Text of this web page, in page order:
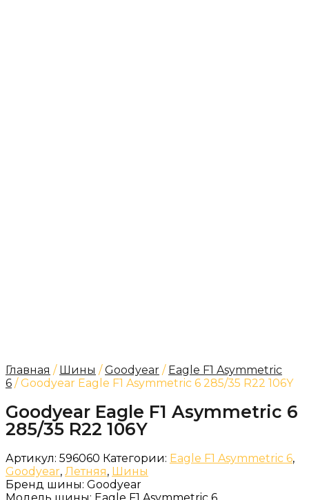
Главная / Шины /Goodyear / Eagle F1 Asymmetric
6 / Goodyear Eagle F1 Asymmetric 6 285/35 R22 106Y
Goodyear Eagle F1 Asymmetric 6
285/35 R22 106Y
Артикул: 596060 Категории: Eagle F1 Asymmetric 6,
Goodyear, Летняя, Шины
Бренд шины: Goodyear